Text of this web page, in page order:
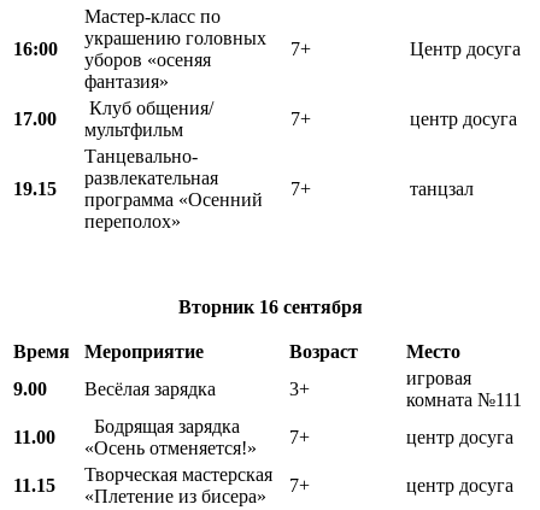
16:00
Мастер-класс по
украшению головных
уборов «осеняя
фантазия»
7+ Центр досуга
17.00
Клуб общения/
мультфильм
7+ центр досуга
19.15
Танцевально-
развлекательная
программа «Осенний
переполох»
7+ танцзал
Вторник16 сентября
Время Мероприятие Возраст
Место
9.00
Весёлая зарядка 3+
игровая
комната №111
11.00
Бодрящая зарядка
«Осень отменяется!»
7+ центр досуга
11.15
Творческая мастерская
«Плетение из бисера»
7+ центр досуга